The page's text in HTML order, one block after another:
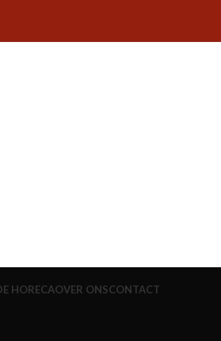
HORECAOVER ONSCONTACT